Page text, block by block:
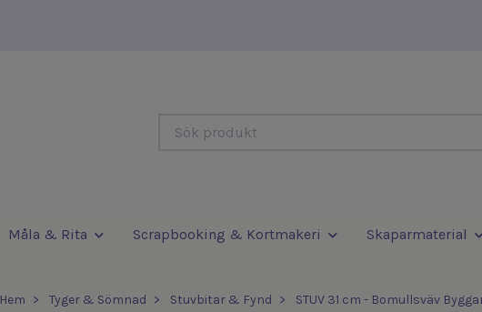
Måla & Rita Scrapbooking & Kortmakeri Skaparmaterial
Hem Tyger & Sömnad Stuvbitar & Fynd STUV 31 cm - Bomullsväv